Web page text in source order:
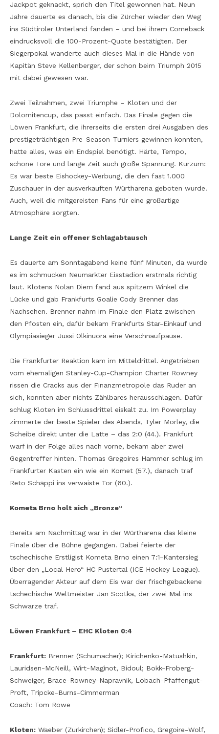
Jackpot geknackt, sprich den Titel gewonnen hat. Neun
Jahre dauerte es danach, bis die Zürcher wieder den Weg
ins Südtiroler Unterland fanden – und bei ihrem Comeback
eindrucksvoll die 100-Prozent-Quote bestätigten. Der
Siegerpokal wanderte auch dieses Mal in die Hände von
Kapitän Steve Kellenberger, der schon beim Triumph 2015
mit dabei gewesen war.
Zwei Teilnahmen, zwei Triumphe – Kloten und der
Dolomitencup, das passt einfach. Das Finale gegen die
Löwen Frankfurt, die ihrerseits die ersten drei Ausgaben des
prestigeträchtigen Pre-Season-Turniers gewinnen konnten,
hatte alles, was ein Endspiel benötigt. Härte, Tempo,
schöne Tore und lange Zeit auch große Spannung. Kurzum:
Es war beste Eishockey-Werbung, die den fast 1.000
Zuschauer in der ausverkauften Würtharena geboten wurde.
Auch, weil die mitgereisten Fans für eine großartige
Atmosphäre sorgten.
Lange Zeit ein offener Schlagabtausch
Es dauerte am Sonntagabend keine fünf Minuten, da wurde
es im schmucken Neumarkter Eisstadion erstmals richtig
laut. Klotens Nolan Diem fand aus spitzem Winkel die
Lücke und gab Frankfurts Goalie Cody Brenner das
Nachsehen. Brenner nahm im Finale den Platz zwischen
den Pfosten ein, dafür bekam Frankfurts Star-Einkauf und
Olympiasieger Jussi Olkinuora eine Verschnaufpause.
Die Frankfurter Reaktion kam im Mitteldrittel. Angetrieben
vom ehemaligen Stanley-Cup-Champion Charter Rowney
rissen die Cracks aus der Finanzmetropole das Ruder an
sich, konnten aber nichts Zählbares herausschlagen. Dafür
schlug Kloten im Schlussdrittel eiskalt zu. Im Powerplay
zimmerte der beste Spieler des Abends, Tyler Morley, die
Scheibe direkt unter die Latte – das 2:0 (44.). Frankfurt
warf in der Folge alles nach vorne, bekam aber zwei
Gegentreffer hinten. Thomas Gregoires Hammer schlug im
Frankfurter Kasten ein wie ein Komet (57.), danach traf
Reto Schäppi ins verwaiste Tor (60.).
Kometa Brno holt sich „Bronze“
Bereits am Nachmittag war in der Würtharena das kleine
Finale über die Bühne gegangen. Dabei feierte der
tschechische Erstligist Kometa Brno einen 7:1-Kantersieg
über den „Local Hero“ HC Pustertal (ICE Hockey League).
Überragender Akteur auf dem Eis war der frischgebackene
tschechische Weltmeister Jan Scotka, der zwei Mal ins
Schwarze traf.
Löwen Frankfurt – EHC Kloten 0:4
Frankfurt: Brenner (Schumacher); Kirichenko-Matushkin,
Lauridsen-McNeill, Wirt-Maginot, Bidoul; Bokk-Froberg-
Schweiger, Brace-Rowney-Napravnik, Lobach-Pfaffengut-
Proft, Tripcke-Burns-Cimmerman
Coach: Tom Rowe
Kloten: Waeber (Zurkirchen); Sidler-Profico, Gregoire-Wolf,